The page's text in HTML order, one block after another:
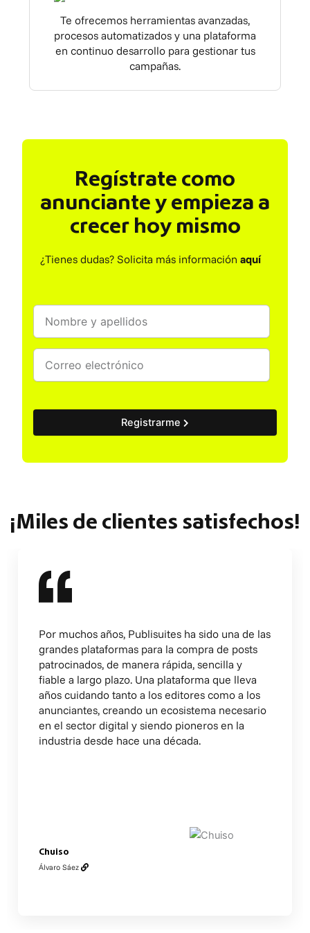
Te ofrecemos herramientas avanzadas,
procesos automatizados y una plataforma
en continuo desarrollo para gestionar tus
campañas.
Regístrate como
anunciante y empieza a
crecer hoy mismo
¿Tienes dudas? Solicita más información aquí
Registrarme
¡Miles de clientes satisfechos!
Por muchos años, Publisuites ha sido una de las
grandes plataformas para la compra de posts
patrocinados, de manera rápida, sencilla y
fiable a largo plazo. Una plataforma que lleva
años cuidando tanto a los editores como a los
anunciantes, creando un ecosistema necesario
en el sector digital y siendo pioneros en la
industria desde hace una década.
Chuiso
Álvaro Sáez